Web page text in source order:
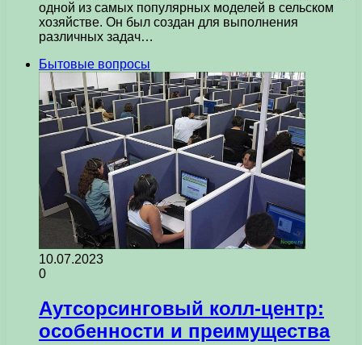
одной из самых популярных моделей в сельском
хозяйстве. Он был создан для выполнения
различных задач…
Бытовые вопросы
10.07.2023
0
Аутсорсинговый колл-центр:
особенности и преимущества